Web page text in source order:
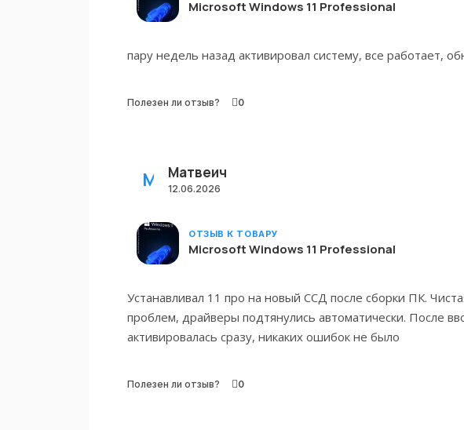
Microsoft Windows 11 Professional
пару недель назад активировал систему, все работает,
Полезен ли отзыв? 0
МАТВЕИЧ
Матвеич
12.06.2026
ОТЗЫВ К ТОВАРУ
Microsoft Windows 11 Professional
Устанавливал 11 про на новый ССД после сборки ПК.
проблем, драйверы подтянулись автоматически. После
активировалась сразу, никаких ошибок не было
Полезен ли отзыв? 0